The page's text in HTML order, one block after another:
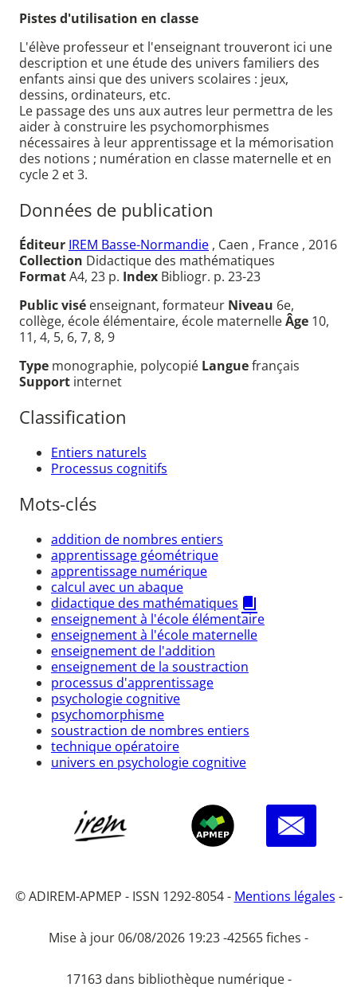
Pistes d'utilisation en classe
L'élève professeur et l'enseignant trouveront ici une
description et une étude des univers familiers des
enfants ainsi que des univers scolaires : jeux,
dessins, ordinateurs, etc.
Le passage des uns aux autres leur permettra de les
aider à construire les psychomorphismes
nécessaires à leur apprentissage et la mémorisation
des notions ; numération en classe maternelle et en
cycle 2 et 3.
Données de publication
Éditeur IREM Basse-Normandie , Caen , France , 2016
Collection Didactique des mathématiques
FormatA4, 23 p. Index Bibliogr. p. 23-23
Public visé enseignant, formateur Niveau 6e,
collège, école élémentaire, école maternelleÂge 10,
11, 4, 5, 6, 7, 8, 9
Type monographie, polycopié Languefrançais
Support internet
Classification
Entiers naturels
Processus cognitifs
Mots-clés
addition de nombres entiers
apprentissage géométrique
apprentissage numérique
calcul avec un abaque
didactique des mathématiques
enseignement à l'école élémentaire
enseignement à l'école maternelle
enseignement de l'addition
enseignement de la soustraction
processus d'apprentissage
psychologie cognitive
psychomorphisme
soustraction de nombres entiers
technique opératoire
univers en psychologie cognitive
© ADIREM-APMEP - ISSN 1292-8054 - Mentions légales -
Mise à jour 06/08/2026 19:23 -42565 fiches -
17163 dans bibliothèque numérique -